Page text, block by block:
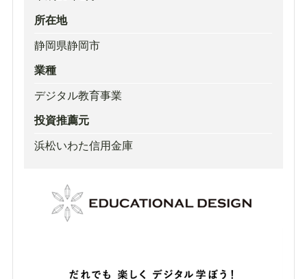
所在地
静岡県静岡市
業種
デジタル教育事業
投資推薦元
浜松いわた信用金庫